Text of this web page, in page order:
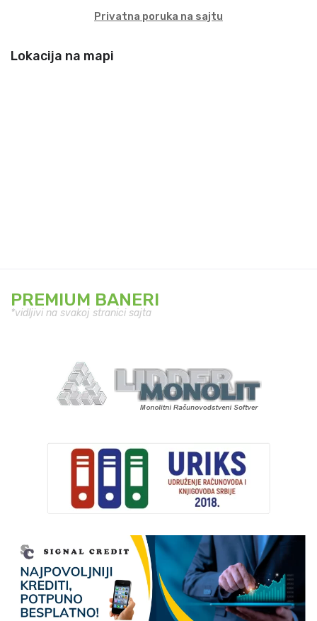
Privatna poruka na sajtu
Lokacija na mapi
PREMIUM BANERI
*vidljivi na svakoj stranici sajta